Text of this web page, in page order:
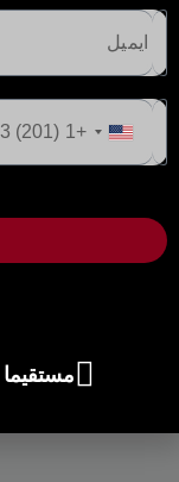
ایالات
متحده
مستقیما